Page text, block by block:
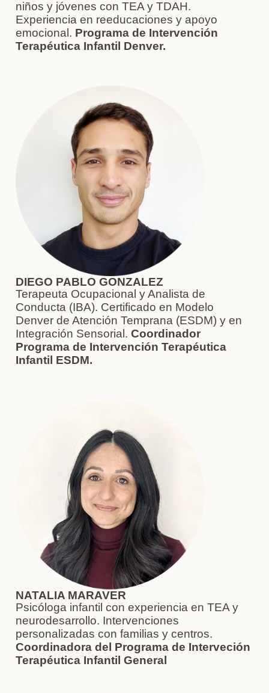
niños y jóvenes con TEA y TDAH.
Experiencia en reeducaciones y apoyo
emocional. Programa de Intervención
Terapéutica Infantil Denver.
DIEGO PABLO GONZALEZ
Terapeuta Ocupacional y Analista de
Conducta (IBA). Certificado en Modelo
Denver de Atención Temprana (ESDM) y en
Integración Sensorial. Coordinador
Programa de Intervención Terapéutica
Infantil ESDM.
NATALIA MARAVER
Psicóloga infantil con experiencia en TEA y
neurodesarrollo. Intervenciones
personalizadas con familias y centros.
Coordinadora del Programa de Interveción
Terapéutica Infantil General